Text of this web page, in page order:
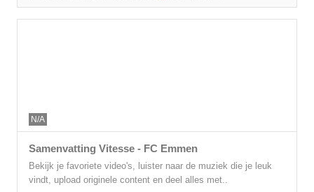
N/A
Samenvatting Vitesse - FC Emmen
Bekijk je favoriete video's, luister naar de muziek die je leuk
vindt, upload originele content en deel alles met..